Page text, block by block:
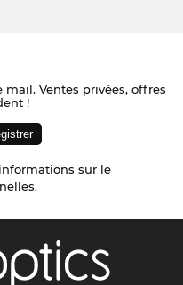
Ventes privées, offres
!
sur le